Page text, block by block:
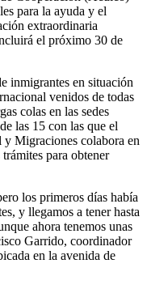
para la ayuda y el
extraordinaria
el próximo 30 de
inmigrantes en situación
venidos de todas
colas en las sedes
las 15 con las que el
Migraciones colabora en
para obtener
los primeros días había
y llegamos a tener hasta
ahora tenemos unas
Garrido, coordinador
en la avenida de